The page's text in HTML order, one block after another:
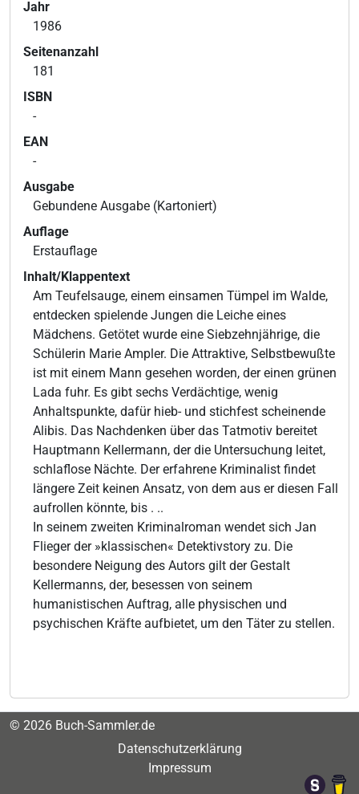
Jahr
1986
Seitenanzahl
181
ISBN
-
EAN
-
Ausgabe
Gebundene Ausgabe (Kartoniert)
Auflage
Erstauflage
Inhalt/Klappentext
Am Teufelsauge, einem einsamen Tümpel im Walde,
entdecken spielende Jungen die Leiche eines
Mädchens. Getötet wurde eine Siebzehnjährige, die
Schülerin Marie Ampler. Die Attraktive, Selbstbewußte
ist mit einem Mann gesehen worden, der einen grünen
Lada fuhr. Es gibt sechs Verdächtige, wenig
Anhaltspunkte, dafür hieb- und stichfest scheinende
Alibis. Das Nachdenken über das Tatmotiv bereitet
Hauptmann Kellermann, der die Untersuchung leitet,
schlaflose Nächte. Der erfahrene Kriminalist findet
längere Zeit keinen Ansatz, von dem aus er diesen Fall
aufrollen könnte, bis . ..
In seinem zweiten Kriminalroman wendet sich Jan
Flieger der »klassischen« Detektivstory zu. Die
besondere Neigung des Autors gilt der Gestalt
Kellermanns, der, besessen von seinem
humanistischen Auftrag, alle physischen und
psychischen Kräfte aufbietet, um den Täter zu stellen.
© 2026 Buch-Sammler.de
Datenschutzerklärung
Impressum